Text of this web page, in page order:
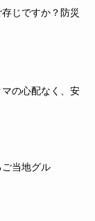
じですか？防災
マの心配なく、安
当地グル